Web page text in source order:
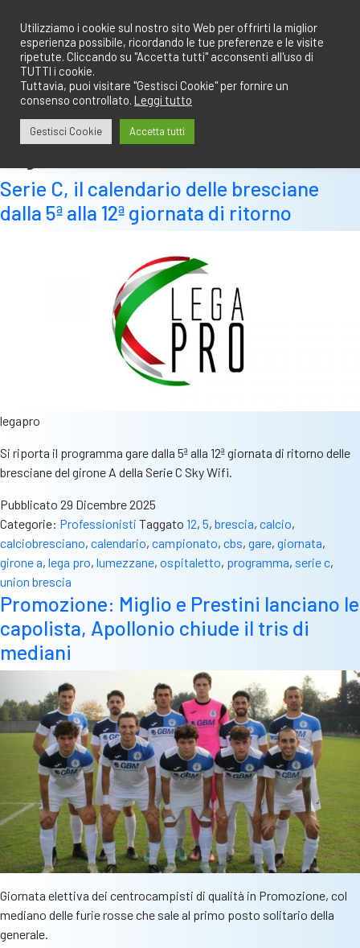
contenuto
Serie C, il calendario delle bresciane
dalla 5ª alla 12ª giornata di ritorno
legapro
Si riporta il programma gare dalla 5ª alla 12ª giornata di ritorno delle
bresciane del girone A della Serie C Sky Wifi.
Pubblicato 29 Dicembre 2025
Categorie: Professionisti Taggato 12, 5, brescia, calcio,
calciobresciano, calendario, campionato, cbs, gare, giornata,
girone a, lega pro, lumezzane, ospitaletto, programma, serie c,
union brescia
Promozione: Miglio e Prestini lanciano le
capolista, Apollonio chiude il tris di
mediani
Giornata elettiva dei centrocampisti di qualità in Promozione, col
mediano delle furie rosse che sale al primo posto solitario della
generale.
Utilizziamo i cookie sul nostro sito Web per offrirti la miglior
esperienza possibile, ricordando le tue preferenze e le visite
ripetute. Cliccando su "Accetta tutti" acconsenti all'uso di
TUTTI i cookie.
Tuttavia, puoi visitare "Gestisci Cookie" per fornire un
consenso controllato. Leggi tutto
Gestisci Cookie Accetta tutti